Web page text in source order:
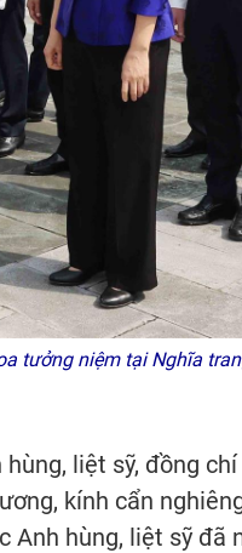
tưởng niệm tại Nghĩa
liệt sỹ, đồng chí
kính cẩn
Anh hùng, liệt sỹ đã